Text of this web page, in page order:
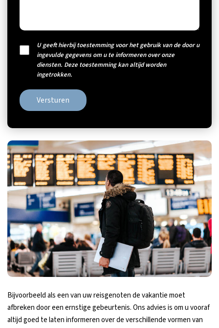
U geeft hierbij toestemming voor het gebruik van de door u
ingevulde gegevens om u te informeren over onze
diensten. Deze toestemming kan altijd worden
ingetrokken.
Versturen
Bijvoorbeeld als een van uw reisgenoten de vakantie moet
afbreken door een ernstige gebeurtenis. Ons advies is om u vooraf
altijd goed te laten informeren over de verschillende vormen van